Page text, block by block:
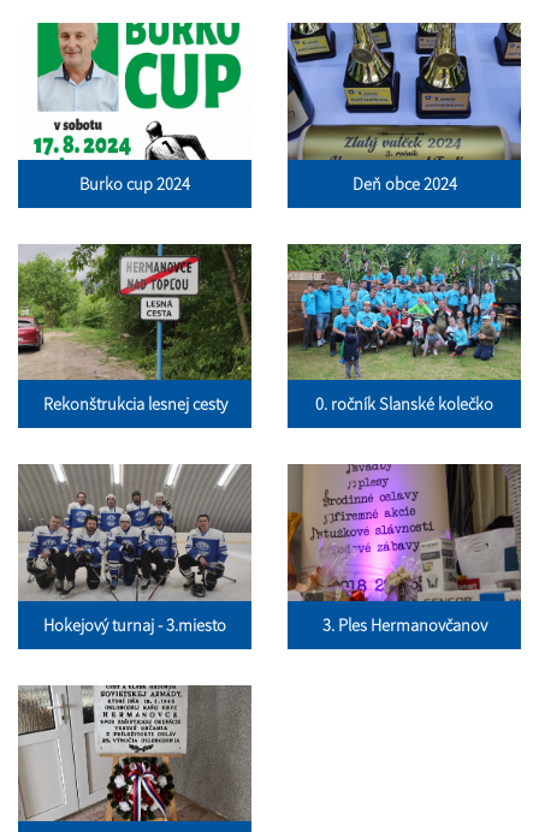
Burko cup 2024 Deň obce 2024
Rekonštrukcia lesnej cesty 0. ročník Slanské kolečko
Hokejový turnaj - 3.miesto 3. Ples Hermanovčanov